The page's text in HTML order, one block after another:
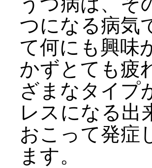
つになる病気
て何にも興味
かずとても疲
ざまなタイプ
レスになる出
おこって発症
ます。